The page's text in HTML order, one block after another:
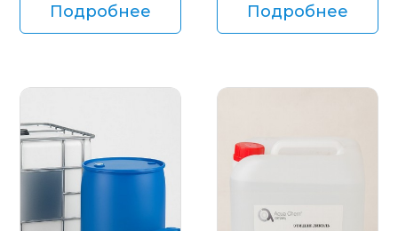
Подробнее Подробнее